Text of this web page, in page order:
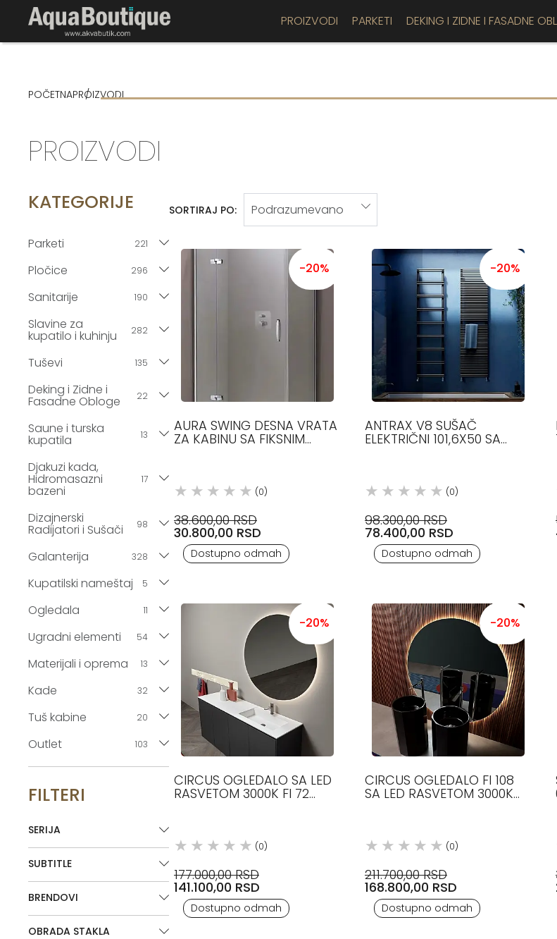
PROIZVODI PARKETI DEKING I ZIDNE I FASADNE
POČETNAPROIZVODI
PROIZVODI
KATEGORIJE
Parketi 221
Pločice 296
Sanitarije 190
Slavine za
kupatilo i kuhinju 282
Tuševi 135
Deking i Zidne i
Fasadne Obloge 22
Saune i turska
kupatila 13
Djakuzi kada,
Hidromasazni
bazeni
17
Dizajnerski
Radijatori i Sušači 98
Galanterija 328
Kupatilski nameštaj 5
Ogledala 11
Ugradni elementi 54
Materijali i oprema 13
Kade 32
Tuš kabine 20
Outlet 103
FILTERI
SERIJA
SUBTITLE
BRENDOVI
OBRADA STAKLA
SORTIRAJ PO:
-20%
AURA SWING DESNA VRATA
ZA KABINU SA FIKSNIM
(0)
38.600,00 RSD
30.800,00 RSD
Dostupno odmah
-20%
ANTRAX V8 SUŠAČ
ELEKTRIČNI 101,6X50 SA
(0)
98.300,00 RSD
78.400,00 RSD
Dostupno odmah
-20%
CIRCUS OGLEDALO SA LED
RASVETOM 3000K FI 72
(0)
177.000,00 RSD
141.100,00 RSD
Dostupno odmah
-20%
CIRCUS OGLEDALO FI 108
SA LED RASVETOM 3000K
(0)
211.700,00 RSD
168.800,00 RSD
Dostupno odmah